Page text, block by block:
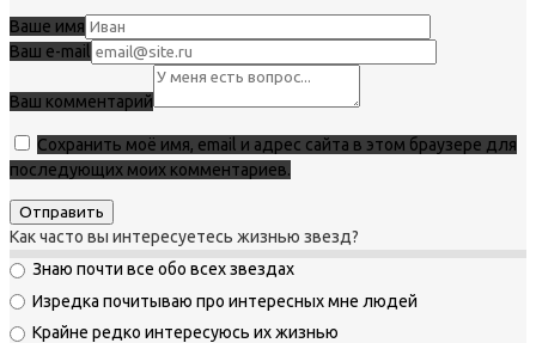
Ваше имя
Ваш e-mail
Ваш комментарий
Сохранить моё имя, email и адрес сайта в этом браузере для
последующих моих комментариев.
Как часто вы интересуетесь жизнью звезд?
Знаю почти все обо всех звездах
Изредка почитываю про интересных мне людей
Крайне редко интересуюсь их жизнью